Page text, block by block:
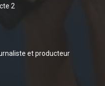
2
et producteur